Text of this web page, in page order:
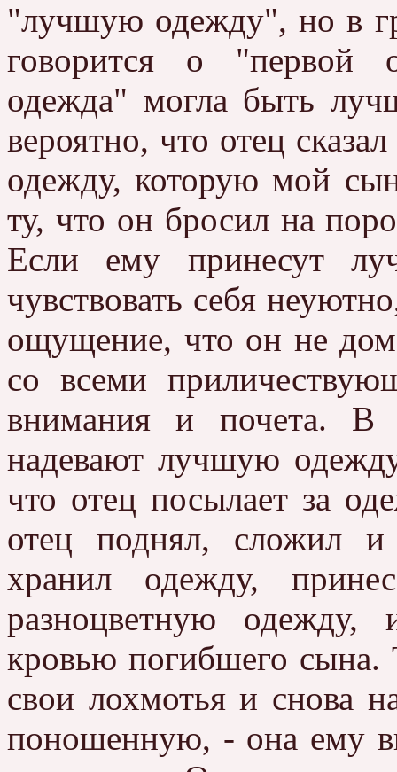
"лучшую одежду", но в
говорится о "первой
одежда" могла быть
вероятно, что отец
одежду, которую мой
ту, что он бросил на
Если ему принесут
чувствовать себя
ощущение, что он не
со всеми
внимания и почета.
надевают лучшую
что отец посылает за
отец поднял, сложил и
хранил одежду,
разноцветную одежду,
кровью погибшего сына.
свои лохмотья и снова
поношенную, - она ему